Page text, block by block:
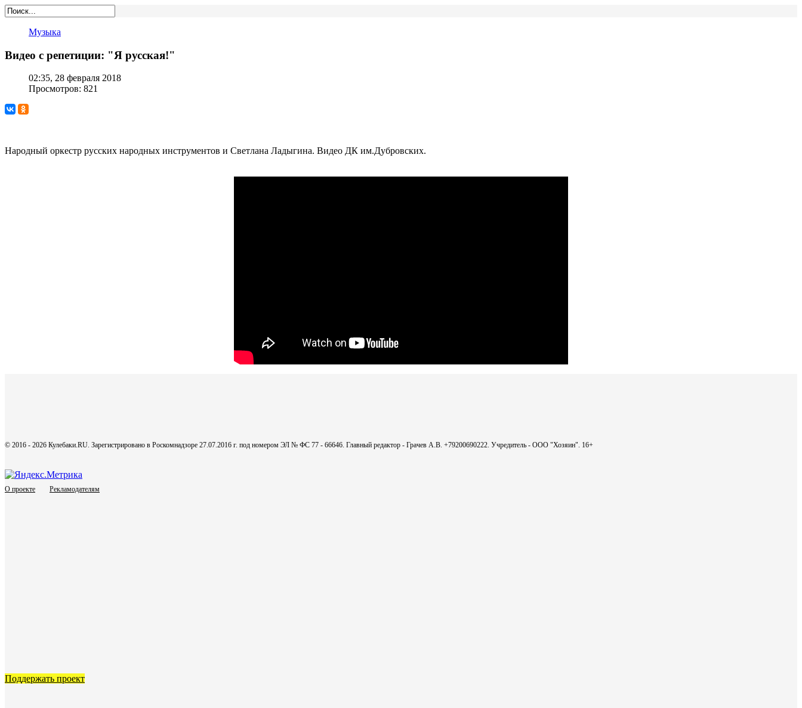
Музыка
Видео с репетиции: "Я русская!"
02:35, 28 февраля 2018
Просмотров: 821
Народный оркестр русских народных инструментов и Светлана Ладыгина. Видео ДК им.Дубровских.
© 2016 - 2026 Кулебаки.RU. Зарегистрировано в Роскомнадзоре 27.07.2016 г. под номером ЭЛ № ФС 77 - 66646. Главный редактор - Грачев А.В. +79200690222. Учредитель - ООО "Хозяин". 16+
О проекте Рекламодателям
Поддержать проект